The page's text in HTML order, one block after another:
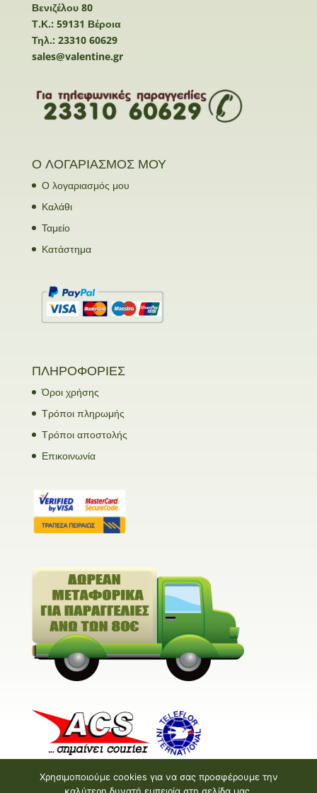
Βενιζέλου 80
Τ.Κ.: 59131 Βέροια
Τηλ.: 23310 60629
sales@valentine.gr
Ο ΛΟΓΑΡΙΑΣΜΟΣ ΜΟΥ
Ο λογαριασμός μου
Καλάθι
Ταμείο
Κατάστημα
ΠΛΗΡΟΦΟΡΙΕΣ
Όροι χρήσης
Τρόποι πληρωμής
Τρόποι αποστολής
Επικοινωνία
Χρησιμοποιούμε cookies για να σας προσφέρουμε την